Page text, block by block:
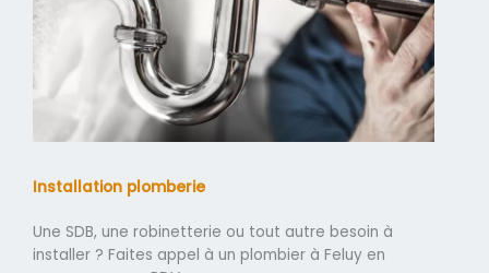
Installation plomberie
Une SDB, une robinetterie ou tout autre besoin à
installer ? Faites appel à un plombier à Feluy en